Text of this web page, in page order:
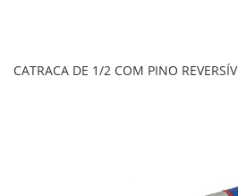
CATRACA DE 1/2 COM PINO